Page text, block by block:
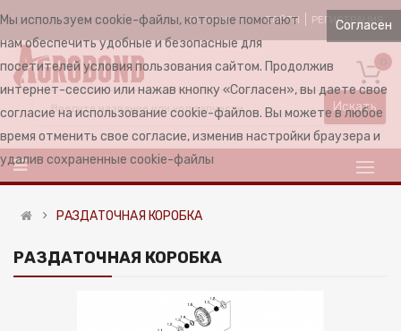
RUSSIAN ВОЙТИ РЕГИСТРАЦИЯ
Искать
РАЗДАТОЧНАЯ КОРОБКА
РАЗДАТОЧНАЯ КОРОБКА
Согласен
Мы используем cookie-файлы, которые помогают
нам обеспечить удобные и безопасные для
посетителей условия пользования сайтом. Продолжив
интернет-сессию или нажав кнопку «Согласен», вы даете свое
согласие на использование cookie-файлов. Вы можете в любое
время отменить свое согласие, изменив настройки браузера и
удалив сохраненные cookie-файлы